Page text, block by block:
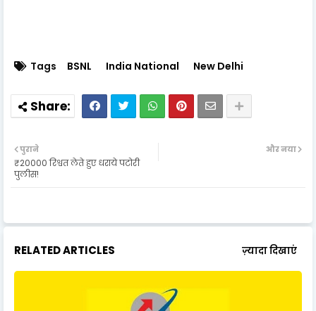
Tags BSNL India National New Delhi
और नया
पुराने
₹20000 रिश्वत लेते हुए धराये पटोरी
पुलीस!
RELATED ARTICLES ज़्यादा दिखाएं